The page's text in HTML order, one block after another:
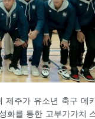
제주가 유소년 축구 메
화를 통한 고부가가치